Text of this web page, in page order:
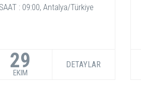
: 09:00, Antalya/Türkiye
29
EKIM
DETAYLAR